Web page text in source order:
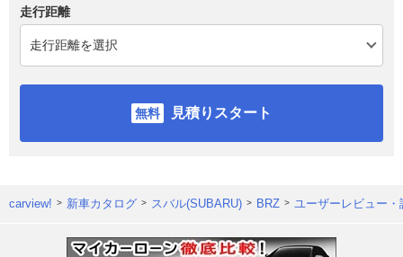
走行距離
見積りスタート
carview! 新車カタログ スバル(SUBARU) BRZ ユーザーレビュー・